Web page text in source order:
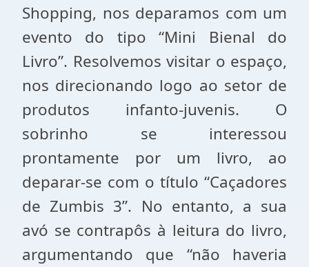
Shopping, nos deparamos com um
evento do tipo “Mini Bienal do
Livro”. Resolvemos visitar o espaço,
nos direcionando logo ao setor de
produtos infanto-juvenis. O
sobrinho se interessou
prontamente por um livro, ao
deparar-se com o título “Caçadores
de Zumbis 3”. No entanto, a sua
avó se contrapôs à leitura do livro,
argumentando que “não haveria